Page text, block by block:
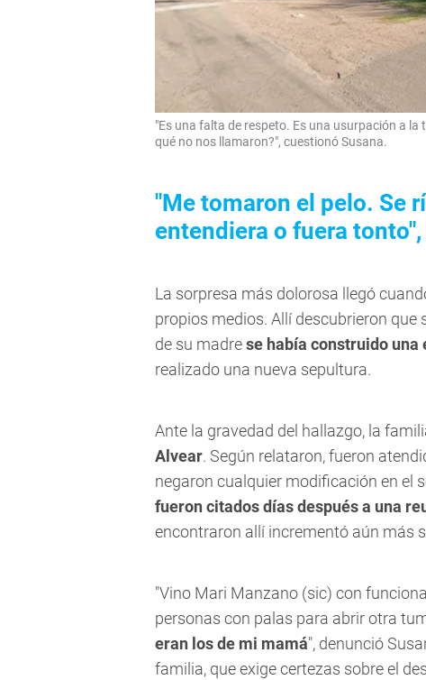
"Es una falta de respeto. Es una usurpación a
qué no nos llamaron?", cuestionó Susana.
"Me tomaron el pelo. Se
entendiera o fuera
La sorpresa más dolorosa llegó
propios medios. Allí descubrieron
de su madrese había construido
realizado una nueva sepultura.
Ante la gravedad del hallazgo, la
Alvear. Según relataron, fueron
negaron cualquier modificación en el
fueron citadosdías después a una
encontraron allí incrementó aún más
"Vino Mari Manzano (sic) con
personas con palas para abrir otra
eran los de mi mamá", denunció
familia, que exige certezas sobre el